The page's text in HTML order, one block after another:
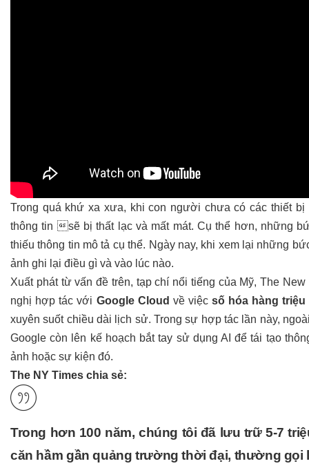
Trong quá khứ xa xưa, khi con người chưa có các thiết
thông tin sẽ bị thất lạc và mất mát. Cụ thể hơn, những
thiếu thông tin mô tả cụ thể. Ngày nay, khi xem lại những
ảnh ghi lại điều gì và vào lúc nào.
Xuất phát từ vấn đề trên, tạp chí nổi tiếng của Mỹ, The New
nghị hợp tác với Google Cloud về việcsố hóa hàng
xuyên suốt chiều dài lịch sử. Trong sự hợp tác lần này,
Google còn lên kế hoạch bắt tay sử dụng AI để tái tạo
ảnh hoặc sự kiện đó.
The NY Times chia sẻ:
Trong hơn 100 năm, chúng tôi đã lưu trữ 5-7
căn hầm gần quảng trường thời đại, thường gọi